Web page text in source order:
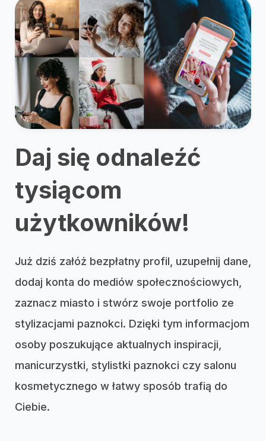
Daj się odnaleźć
tysiącom
użytkowników!
Już dziś załóż bezpłatny profil, uzupełnij dane,
dodaj konta do mediów społecznościowych,
zaznacz miasto i stwórz swoje portfolio ze
stylizacjami paznokci. Dzięki tym informacjom
osoby poszukujące aktualnych inspiracji,
manicurzystki, stylistki paznokci czy salonu
kosmetycznego w łatwy sposób trafią do
Ciebie.